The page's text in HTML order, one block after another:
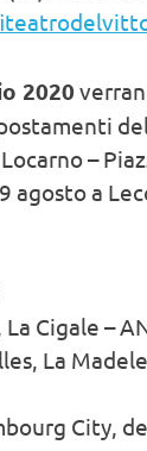
2020
–
agosto a
Cigale –
La
City,